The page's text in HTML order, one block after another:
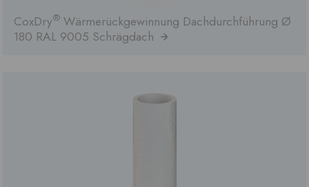
CoxDry® Wärmerückgewinnung Dachdurchführung Ø
180 RAL 9005 Schrägdach